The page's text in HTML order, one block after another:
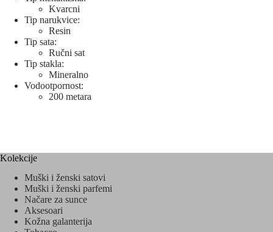
Kvarcni
Tip narukvice:
Resin
Tip sata:
Ručni sat
Tip stakla:
Mineralno
Vodootpornost:
200 metara
Kolekcije
Muški i ženski satovi
Muški i ženski parfemi
Načare za sunce
Aksesoari
Kožna galanterija